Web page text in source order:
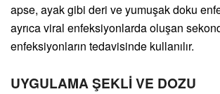
apse, ayak gibi deri ve yumuşak doku
ayrıca viral enfeksiyonlarda oluşan
enfeksiyonların tedavisinde kullanılır.
UYGULAMA ŞEKLİ VE DOZU